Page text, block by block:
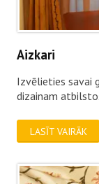
Aizkari
Izvēlieties savai
dizainam
LASĪT VAIRĀK